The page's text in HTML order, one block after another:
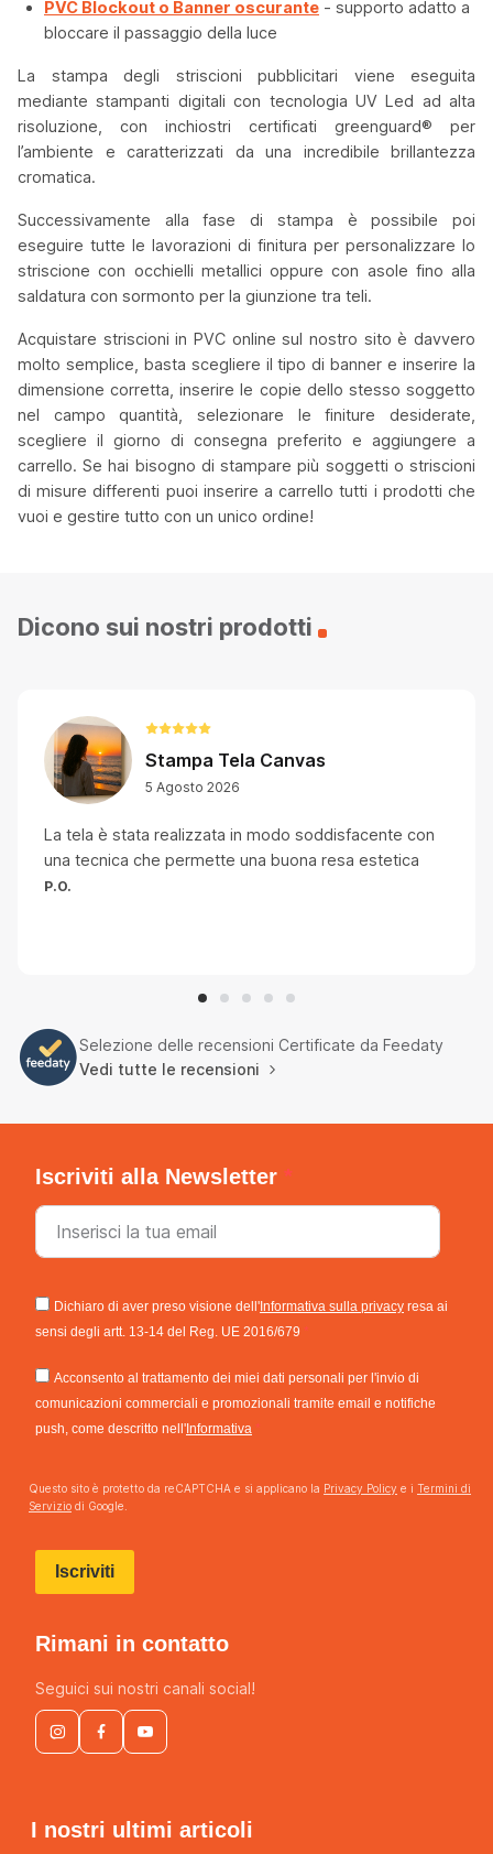
PVC Blockout o Banner oscurante - supporto adatto a
bloccare il passaggio della luce
La stampa degli striscioni pubblicitari viene eseguita
mediante stampanti digitali con tecnologia UV Led ad alta
risoluzione, con inchiostri certificati greenguard® per
l’ambiente e caratterizzati da una incredibile brillantezza
cromatica.
Successivamente alla fase di stampa è possibile poi
eseguire tutte le lavorazioni di finitura per personalizzare lo
striscione con occhielli metallici oppure con asole fino alla
saldatura con sormonto per la giunzione tra teli.
Acquistare striscioni in PVC online sul nostro sito è davvero
molto semplice, basta scegliere il tipo di banner e inserire la
dimensione corretta, inserire le copie dello stesso soggetto
nel campo quantità, selezionare le finiture desiderate,
scegliere il giorno di consegna preferito e aggiungere a
carrello. Se hai bisogno di stampare più soggetti o striscioni
di misure differenti puoi inserire a carrello tutti i prodotti che
vuoi e gestire tutto con un unico ordine!
Dicono sui nostri prodotti
Stampa Tela Canvas
5 Agosto 2026
La tela è stata realizzata in modo soddisfacente con
una tecnica che permette una buona resa estetica
P.O.
Selezione delle recensioni Certificate da Feedaty
Vedi tutte le recensioni
Iscriviti alla Newsletter
Dichiaro di aver preso visione dell' Informativa sulla privacy resa ai
sensi degli artt. 13-14 del Reg. UE 2016/679
Acconsento al trattamento dei miei dati personali per l'invio di
comunicazioni commerciali e promozionali tramite email e notifiche
push, come descritto nell' Informativa
Questo sito è protetto da reCAPTCHA e si applicano la Privacy Policy e i Termini di
Servizio di Google.
Iscriviti
Rimani in contatto
Seguici sui nostri canali social!
I nostri ultimi articoli